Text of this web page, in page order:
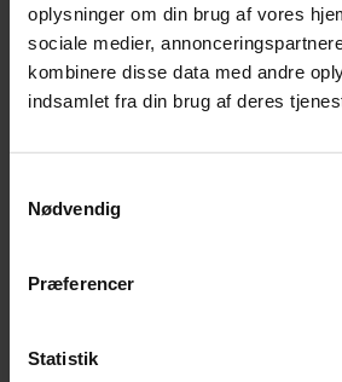
oplysninger om din brug af vores
sociale medier,
kombinere disse data med andre
indsamlet fra din brug af deres
Nødvendig
Præferencer
Statistik
Marsvinebur
Overdækning løbegård